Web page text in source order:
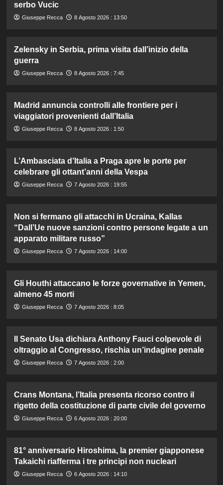
serbo Vucic
Giuseppe Recca 8 Agosto 2026 : 13:50
Zelensky in Serbia, prima visita dall’inizio della
guerra
Giuseppe Recca 8 Agosto 2026 : 7:45
Madrid annuncia controlli alle frontiere per i
viaggiatori provenienti dall’Italia
Giuseppe Recca 8 Agosto 2026 : 1:50
L’Ambasciata d’Italia a Praga apre le porte per
celebrare gli ottant’anni della Vespa
Giuseppe Recca 7 Agosto 2026 : 19:55
Non si fermano gli attacchi in Ucraina, Kallas
“Dall’Ue nuove sanzioni contro persone legate a un
apparato militare russo”
Giuseppe Recca 7 Agosto 2026 : 14:00
Gli Houthi attaccano le forze governative in Yemen,
almeno 45 morti
Giuseppe Recca 7 Agosto 2026 : 8:05
Il Senato Usa dichiara Anthony Fauci colpevole di
oltraggio al Congresso, rischia un’indagine penale
Giuseppe Recca 7 Agosto 2026 : 2:00
Crans Montana, l’Italia presenta ricorso contro il
rigetto della costituzione di parte civile del governo
Giuseppe Recca 6 Agosto 2026 : 20:00
81° anniversario Hiroshima, la premier giapponese
Takaichi riafferma i tre principi non nucleari
Giuseppe Recca 6 Agosto 2026 : 14:10